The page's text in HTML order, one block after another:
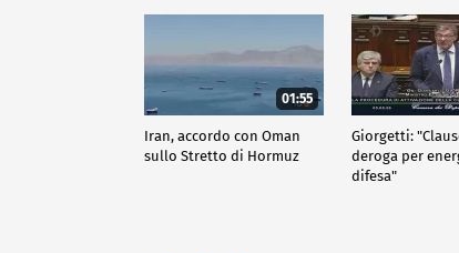
01:55
Iran, accordo con Oman
sullo Stretto di Hormuz
Giorgetti:
deroga per
difesa"